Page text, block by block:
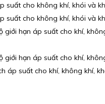
suất cho không khí, khói và
suất cho không khí, khói và
giới hạn áp suất cho khí,
hạn áp suất cho khí,
áp suất cho khí, không khí,